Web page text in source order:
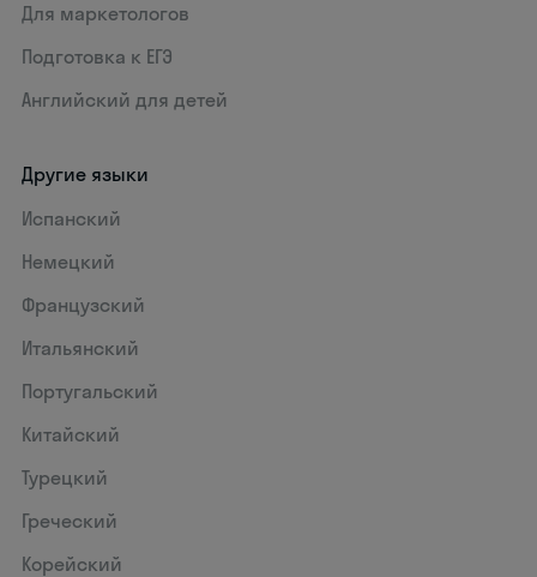
Для маркетологов
Подготовка к ЕГЭ
Английский для детей
Другие языки
Испанский
Немецкий
Французский
Итальянский
Португальский
Китайский
Турецкий
Греческий
Корейский